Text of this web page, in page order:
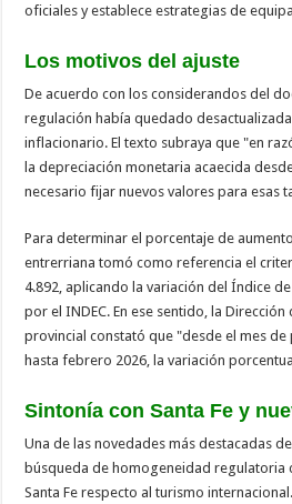
oficiales y establece estrategias de
Los motivos del ajuste
De acuerdo con los considerandos del
regulación había quedado
inflacionario. El texto subraya que "en
la depreciación monetaria acaecida
necesario fijar nuevos valores para esas
Para determinar el porcentaje de
entrerriana tomó como referencia el
4.892, aplicando la variación del Índice
por el INDEC. En ese sentido, la Dirección
provincial constató que "desde el mes
hasta febrero 2026, la variación
Sintonía con Santa Fe y
Una de las novedades más destacadas
búsqueda de homogeneidad regulatoria
Santa Fe respecto al turismo